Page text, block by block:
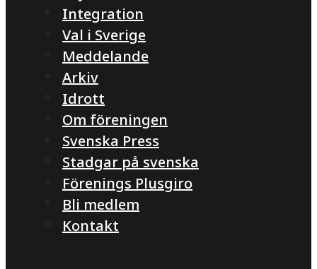
Integration
Val i Sverige
Meddelande
Arkiv
Idrott
Om föreningen
Svenska Press
Stadgar på svenska
Förenings Plusgiro
Bli medlem
Kontakt